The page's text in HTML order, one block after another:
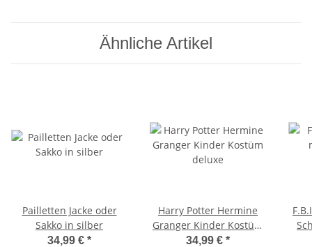
Ähnliche Artikel
Pailletten Jacke oder
Sakko in silber
34,99 € *
Harry Potter Hermine
Granger Kinder Kostüm
deluxe
34,99 € *